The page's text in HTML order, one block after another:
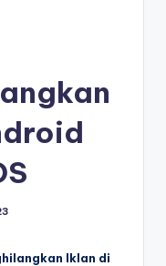
Iklan di